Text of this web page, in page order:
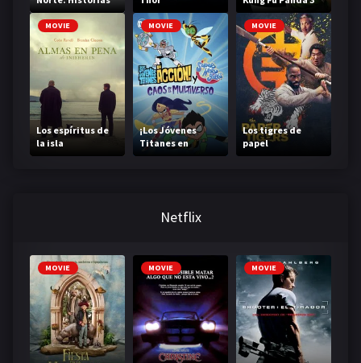
que contar
MOVIE
Los espíritus de
la isla
MOVIE
¡Los Jóvenes
Titanes en
Acción! y DC Super
MOVIE
Los tigres de
papel
Netflix
MOVIE MOVIE MOVIE